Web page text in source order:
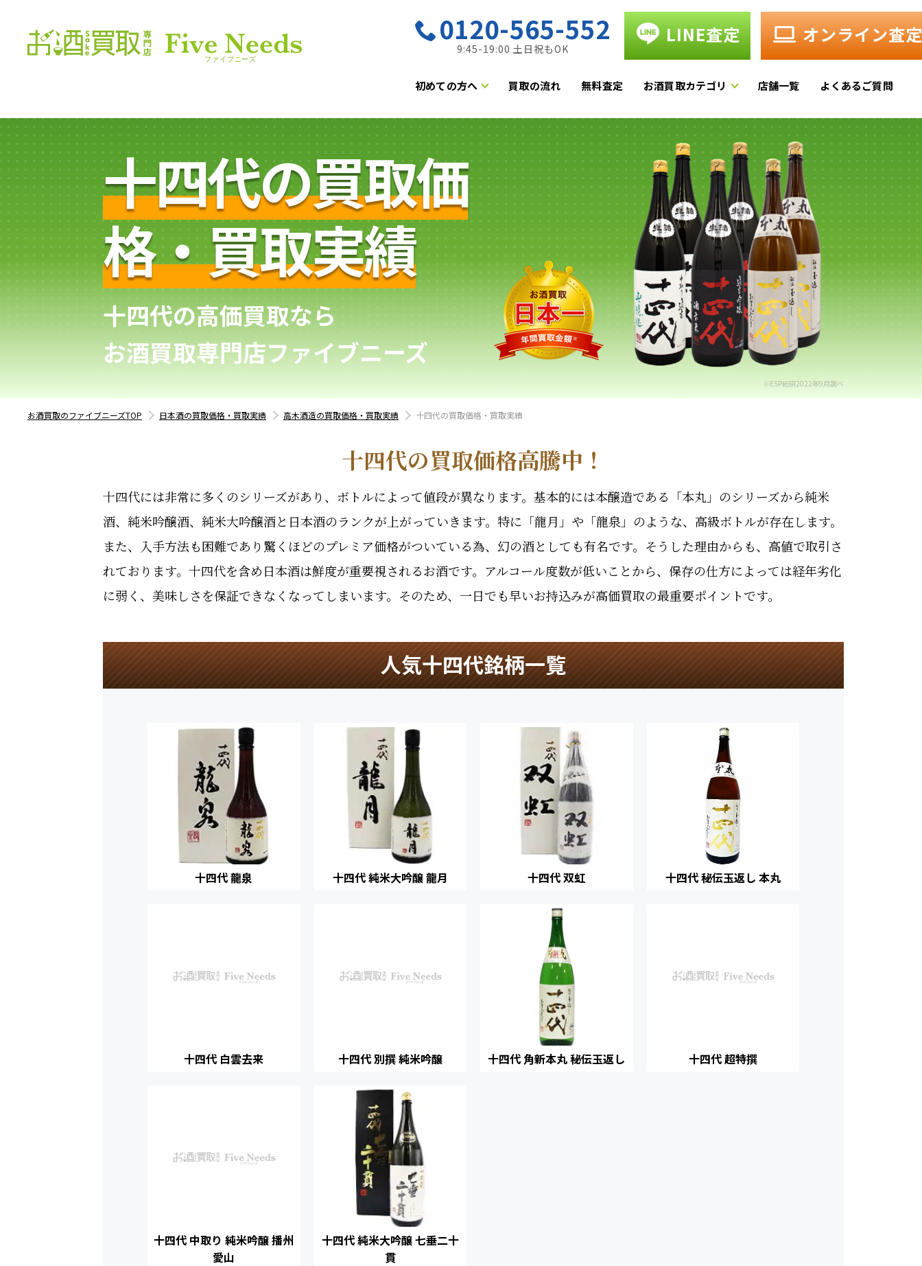
0120-565-552
9:45-19:00 土日祝もOK
LINE査定 オンライン査定
初めての方へ 買取の流れ 無料査定 お酒買取カテゴリ 店舗一覧 よくあるご質問
十四代の買取価
格・買取実績
十四代の高価買取なら
お酒買取専門店ファイブニーズ
※ESP総研2022年9月調べ
お酒買取のファイブニーズTOP 日本酒の買取価格・買取実績 高木酒造の買取価格・買取実績 十四代の買取価格・買取実績
十四代の買取価格高騰中！
十四代には非常に多くのシリーズがあり、ボトルによって値段が異なります。基本的には本醸造である「本丸」のシリーズから純米
酒、純米吟醸酒、純米大吟醸酒と日本酒のランクが上がっていきます。特に「龍月」や「龍泉」のような、高級ボトルが存在します。
また、入手方法も困難であり驚くほどのプレミア価格がついている為、幻の酒としても有名です。そうした理由からも、高値で取引さ
れております。十四代を含め日本酒は鮮度が重要視されるお酒です。アルコール度数が低いことから、保存の仕方によっては経年劣化
に弱く、美味しさを保証できなくなってしまいます。そのため、一日でも早いお持込みが高価買取の最重要ポイントです。
人気十四代銘柄一覧
十四代 龍泉 十四代 純米大吟醸 龍月 十四代 双虹 十四代 秘伝玉返し 本丸
十四代 白雲去来 十四代 別撰 純米吟醸 十四代 角新本丸 秘伝玉返し 十四代 超特撰
十四代 中取り 純米吟醸 播州
愛山
十四代 純米大吟醸 七垂二十
貫